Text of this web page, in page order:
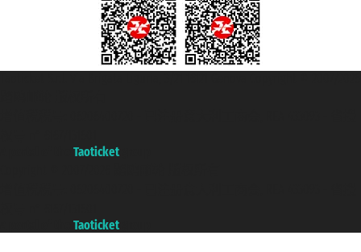
Taoticket
Taoticket